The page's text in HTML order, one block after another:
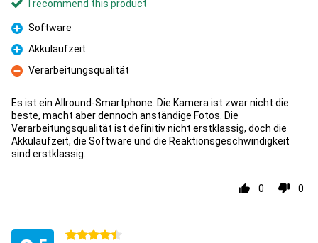
I recommend this product
Pro
Software
Pro
Akkulaufzeit
Con
Verarbeitungsqualität
Es ist ein Allround-Smartphone. Die Kamera ist zwar nicht die
beste, macht aber dennoch anständige Fotos. Die
Verarbeitungsqualität ist definitiv nicht erstklassig, doch die
Akkulaufzeit, die Software und die Reaktionsgeschwindigkeit
sind erstklassig.
0 0
4.5 stars